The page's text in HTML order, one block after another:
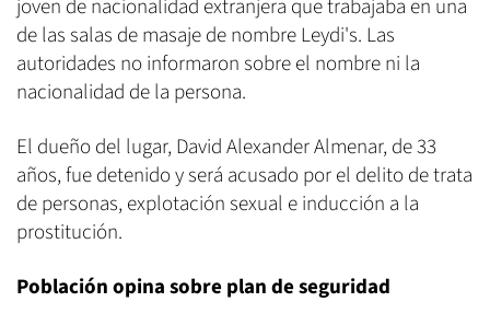
joven de nacionalidad extranjera que trabajaba en una
de las salas de masaje de nombre Leydi's. Las
autoridades no informaron sobre el nombre ni la
nacionalidad de la persona.
El dueño del lugar, David Alexander Almenar, de 33
años, fue detenido y será acusado por el delito de trata
de personas, explotación sexual e inducción a la
prostitución.
Población opina sobre plan de seguridad